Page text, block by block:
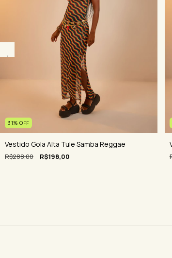
31% OFF
Vestido Gola Alta Tule Samba Reggae
R$288,00 R$198,00